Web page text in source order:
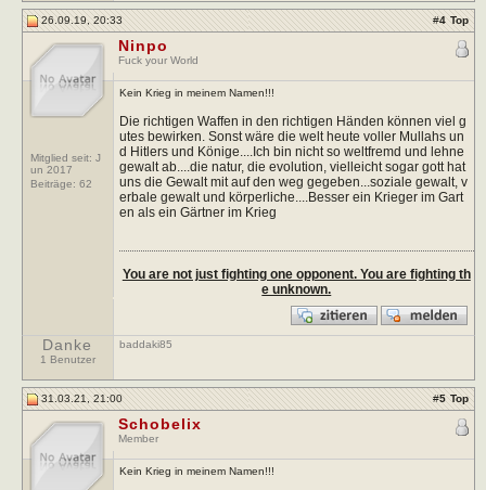
26.09.19, 20:33 #4 Top
Mitglied seit: J
un 2017
Beiträge: 62
Ninpo
Fuck your World
Kein Krieg in meinem Namen!!!
Die richtigen Waffen in den richtigen Händen können viel g
utes bewirken. Sonst wäre die welt heute voller Mullahs un
d Hitlers und Könige....Ich bin nicht so weltfremd und lehne
gewalt ab....die natur, die evolution, vielleicht sogar gott hat
uns die Gewalt mit auf den weg gegeben...soziale gewalt, v
erbale gewalt und körperliche....Besser ein Krieger im Gart
en als ein Gärtner im Krieg
You are not just fighting one opponent. You are fighting th
e unknown.
Danke
1 Benutzer
baddaki85
31.03.21, 21:00 #5 Top
Schobelix
Member
Kein Krieg in meinem Namen!!!